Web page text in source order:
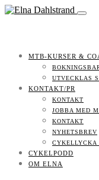
MTB-KURSER &
UTVECKLAS
KONTAKT/PR
KONTAKT
JOBBA MED
KONTAKT
NYHETSBREV
CYKELLYCKA
CYKELPODD
OM ELNA